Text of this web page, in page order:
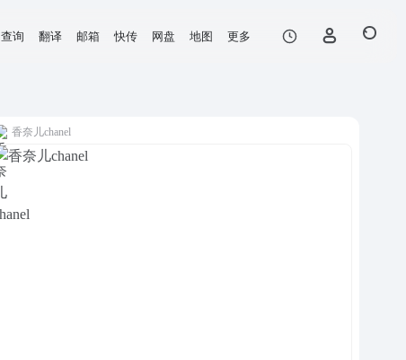
查询 翻译 邮箱 快传 网盘 地图 更多
香奈儿chanel